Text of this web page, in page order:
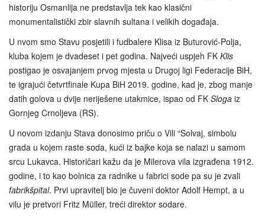
historiju Osmanlija ne predstavlja tek kao klasični
monumentalistički zbir slavnih sultana i velikih događaja.
U nvom smo Stavu posjetili i fudbalere Klisa iz Buturović-Polja,
kluba kojem je dvadeset i pet godina. Najveći uspjeh FK Klis
postigao je osvajanjem prvog mjesta u Drugoj ligi Federacije BiH,
te igrajući četvrtfinale Kupa BiH 2019. godine, kad je, zbog manje
datih golova u dvije neriješene utakmice, ispao od FK Sloga iz
Gornjeg Crnoljeva (RS).
U novom izdanju Stava donosimo priču o Vili “Solvaj, simbolu
grada u kojem raste soda, kući iz bajke koja se nalazi u samom
srcu Lukavca. Historičari kažu da je Milerova vila izgrađena 1912.
godine, i to kao bolnica za radnike u fabrici sode pa su je zvali
fabrikšpital. Prvi upravitelj bio je čuveni doktor Adolf Hempt, a u
vilu je pretvori Fritz Müller, treći direktor sodare.